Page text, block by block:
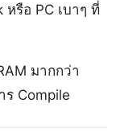
หรือ PC เบาๆ ที่
มากกว่า
ร Compile